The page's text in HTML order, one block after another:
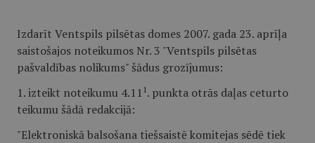
Izdarīt Ventspils pilsētas domes 2007. gada 23. aprīļa
saistošajos noteikumos Nr. 3 "Ventspils pilsētas
pašvaldības nolikums" šādus grozījumus:
1. izteikt noteikumu 4.11 1 . punkta otrās daļas ceturto
teikumu šādā redakcijā:
"Elektroniskā balsošana tiešsaistē komitejas sēdē tiek